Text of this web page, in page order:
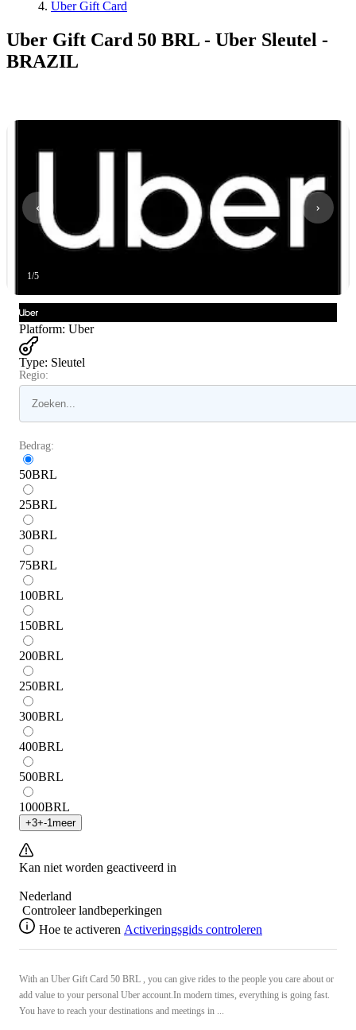
Uber Gift Card
Uber Gift Card 50 BRL - Uber Sleutel -
BRAZIL
1/5
Platform: Uber
Type: Sleutel
Regio:
Bedrag:
50BRL
25BRL
30BRL
75BRL
100BRL
150BRL
200BRL
250BRL
300BRL
400BRL
500BRL
1000BRL
+3+-1 meer
Kan niet worden geactiveerd in
Nederland
Controleer landbeperkingen
Hoe te activeren Activeringsgids controleren
With an Uber Gift Card 50 BRL , you can give rides to the people you care about or
add value to your personal Uber account.In modern times, everything is going fast.
You have to reach your destinations and meetings in ...